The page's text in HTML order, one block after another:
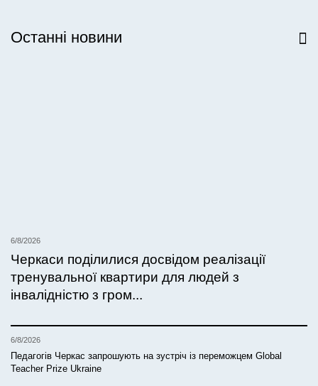
Останні новини
6/8/2026
Черкаси поділилися досвідом реалізації
тренувальної квартири для людей з
інвалідністю з гром...
6/8/2026
Педагогів Черкас запрошують на зустріч із переможцем Global
Teacher Prize Ukraine